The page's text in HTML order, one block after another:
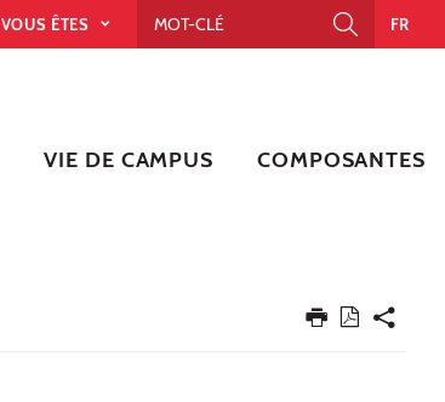
VOUS ÊTES FR
VIE DE CAMPUS COMPOSANTES